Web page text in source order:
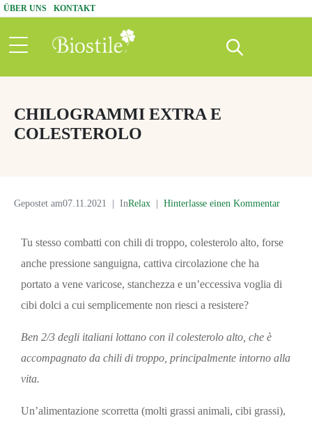
ÜBER UNS KONTAKT
CHILOGRAMMI EXTRA E
COLESTEROLO
Gepostet am07.11.2021 InRelax Hinterlasse einen Kommentar
Tu stesso combatti con chili di troppo, colesterolo alto, forse
anche pressione sanguigna, cattiva circolazione che ha
portato a vene varicose, stanchezza e un’eccessiva voglia di
cibi dolci a cui semplicemente non riesci a resistere?
Ben 2/3 degli italiani lottano con il colesterolo alto, che è
accompagnato da chili di troppo, principalmente intorno alla
vita.
Un’alimentazione scorretta (molti grassi animali, cibi grassi),